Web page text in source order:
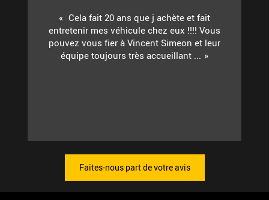
Cela fait 20 ans que j achète et fait
entretenir mes véhicule chez eux !!!! Vous
pouvez vous fier à Vincent Simeon et leur
équipe toujours très accueillant ...
Faites-nous part de votre avis